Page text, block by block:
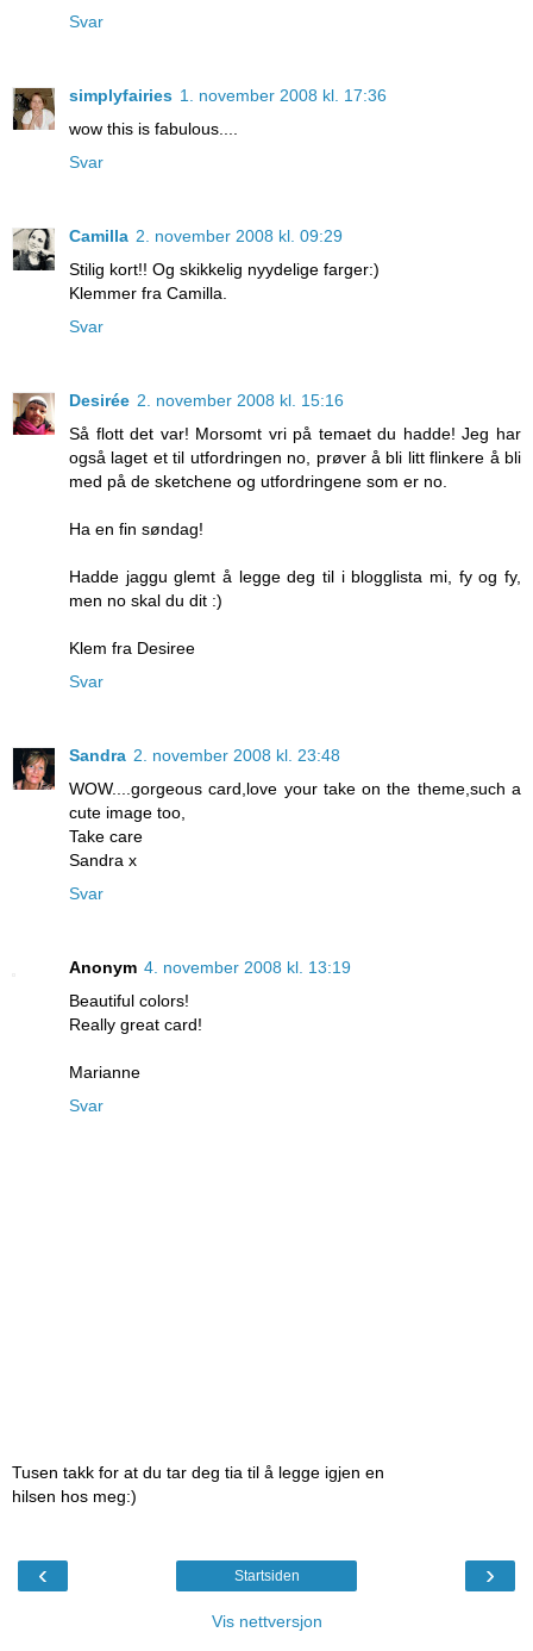
Svar
simplyfairies 1. november 2008 kl. 17:36
wow this is fabulous....
Svar
Camilla 2. november 2008 kl. 09:29
Stilig kort!! Og skikkelig nyydelige farger:)
Klemmer fra Camilla.
Svar
Desirée 2. november 2008 kl. 15:16
Så flott det var! Morsomt vri på temaet du hadde! Jeg har
også laget et til utfordringen no, prøver å bli litt flinkere å bli
med på de sketchene og utfordringene som er no.
Ha en fin søndag!
Hadde jaggu glemt å legge deg til i blogglista mi, fy og fy,
men no skal du dit :)
Klem fra Desiree
Svar
Sandra 2. november 2008 kl. 23:48
WOW....gorgeous card,love your take on the theme,such a
cute image too,
Take care
Sandra x
Svar
Anonym 4. november 2008 kl. 13:19
Beautiful colors!
Really great card!
Marianne
Svar
Tusen takk for at du tar deg tia til å legge igjen en
hilsen hos meg:)
‹ ›
Startsiden
Vis nettversjon